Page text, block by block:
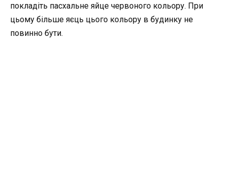
покладіть пасхальне яйце червоного кольору. При
цьому більше яєць цього кольору в будинку не
повинно бути.